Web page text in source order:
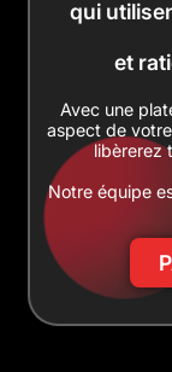
qui
et
Avec une
aspect de
libèrerez
Notre équipe